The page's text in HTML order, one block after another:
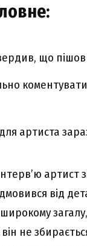
що пішов
артиста
артист
від
не